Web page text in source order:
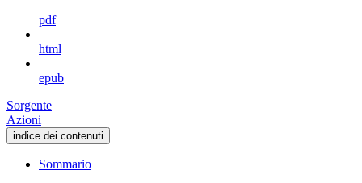
pdf
html
epub
Sorgente
Azioni
indice dei contenuti
Sommario